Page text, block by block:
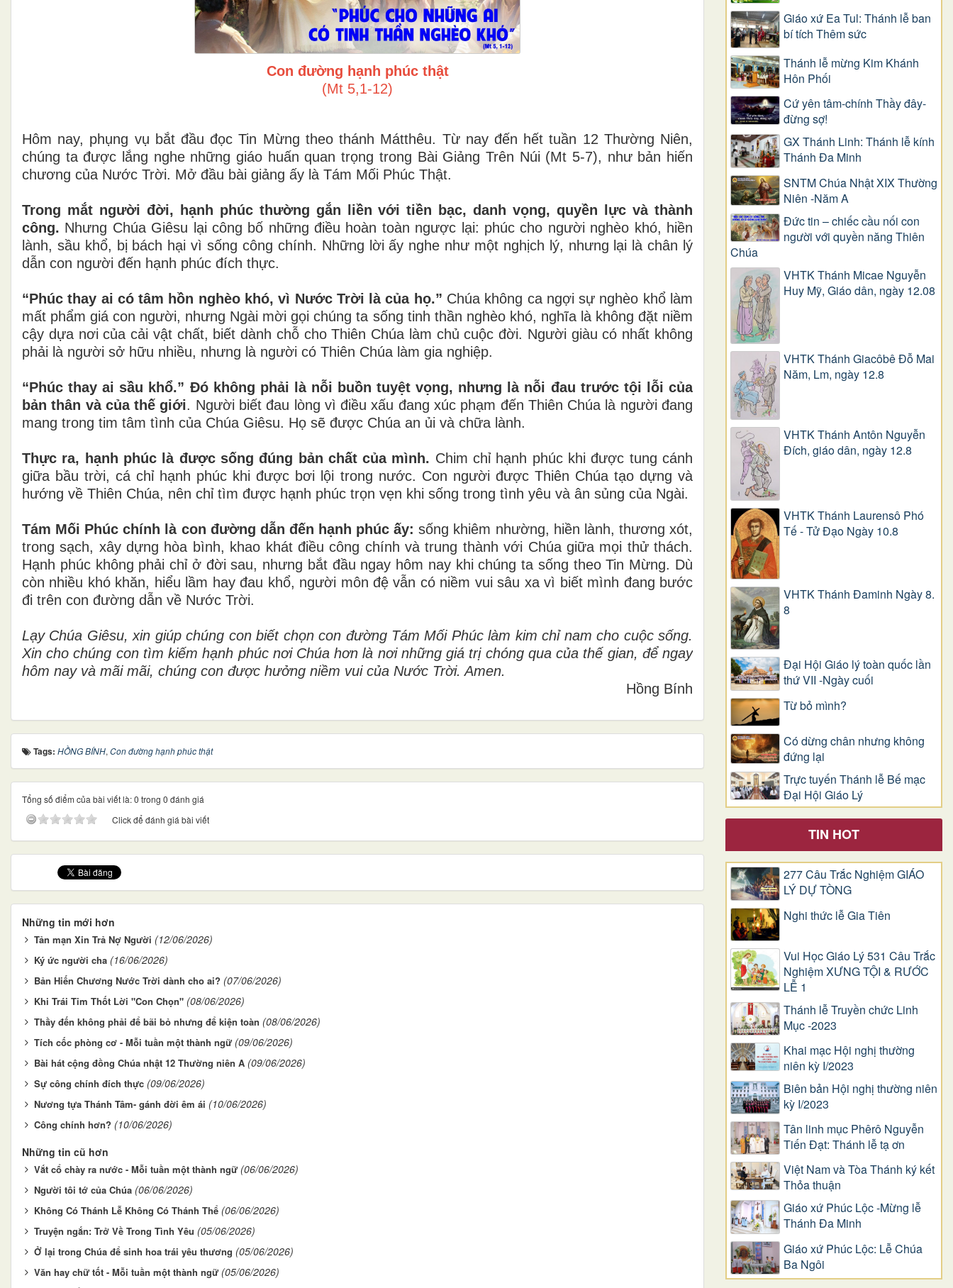
Con đường hạnh phúc thật
(Mt 5,1-12)
Hôm nay, phụng vụ bắt đầu đọc Tin Mừng theo thánh Mátthêu. Từ nay đến hết tuần 12 Thường Niên,
chúng ta được lắng nghe những giáo huấn quan trọng trong Bài Giảng Trên Núi (Mt 5-7), như bản hiến
chương của Nước Trời. Mở đầu bài giảng ấy là Tám Mối Phúc Thật.
Trong mắt người đời, hạnh phúc thường gắn liền với tiền bạc, danh vọng, quyền lực và thành
công. Nhưng Chúa Giêsu lại công bố những điều hoàn toàn ngược lại: phúc cho người nghèo khó, hiền
lành, sầu khổ, bị bách hại vì sống công chính. Những lời ấy nghe như một nghịch lý, nhưng lại là chân lý
dẫn con người đến hạnh phúc đích thực.
“Phúc thay ai có tâm hồn nghèo khó, vì Nước Trời là của họ.” Chúa không ca ngợi sự nghèo khổ làm
mất phẩm giá con người, nhưng Ngài mời gọi chúng ta sống tinh thần nghèo khó, nghĩa là không đặt niềm
cậy dựa nơi của cải vật chất, biết dành chỗ cho Thiên Chúa làm chủ cuộc đời. Người giàu có nhất không
phải là người sở hữu nhiều, nhưng là người có Thiên Chúa làm gia nghiệp.
“Phúc thay ai sầu khổ.” Đó không phải là nỗi buồn tuyệt vọng, nhưng là nỗi đau trước tội lỗi của
bản thân và của thế giới. Người biết đau lòng vì điều xấu đang xúc phạm đến Thiên Chúa là người đang
mang trong tim tâm tình của Chúa Giêsu. Họ sẽ được Chúa an ủi và chữa lành.
Thực ra, hạnh phúc là được sống đúng bản chất của mình. Chim chỉ hạnh phúc khi được tung cánh
giữa bầu trời, cá chỉ hạnh phúc khi được bơi lội trong nước. Con người được Thiên Chúa tạo dựng và
hướng về Thiên Chúa, nên chỉ tìm được hạnh phúc trọn vẹn khi sống trong tình yêu và ân sủng của Ngài.
Tám Mối Phúc chính là con đường dẫn đến hạnh phúc ấy: sống khiêm nhường, hiền lành, thương xót,
trong sạch, xây dựng hòa bình, khao khát điều công chính và trung thành với Chúa giữa mọi thử thách.
Hạnh phúc không phải chỉ ở đời sau, nhưng bắt đầu ngay hôm nay khi chúng ta sống theo Tin Mừng. Dù
còn nhiều khó khăn, hiểu lầm hay đau khổ, người môn đệ vẫn có niềm vui sâu xa vì biết mình đang bước
đi trên con đường dẫn về Nước Trời.
Lạy Chúa Giêsu, xin giúp chúng con biết chọn con đường Tám Mối Phúc làm kim chỉ nam cho cuộc sống.
Xin cho chúng con tìm kiếm hạnh phúc nơi Chúa hơn là nơi những giá trị chóng qua của thế gian, để ngay
hôm nay và mãi mãi, chúng con được hưởng niềm vui của Nước Trời. Amen.
Hồng Bính
Tags: HỒNG BÍNH, Con đường hạnh phúc thật
Tổng số điểm của bài viết là: 0 trong 0 đánh giá
Click để đánh giá bài viết
Những tin mới hơn
Tản mạn Xin Trả Nợ Người (12/06/2026)
Ký ức người cha (16/06/2026)
Bản Hiến Chương Nước Trời dành cho ai? (07/06/2026)
Khi Trái Tim Thốt Lời "Con Chọn" (08/06/2026)
Thầy đến không phải để bãi bỏ nhưng để kiện toàn (08/06/2026)
Tích cốc phòng cơ - Mỗi tuần một thành ngữ (09/06/2026)
Bài hát cộng đồng Chúa nhật 12 Thường niên A (09/06/2026)
Sự công chính đích thực (09/06/2026)
Nương tựa Thánh Tâm- gánh đời êm ái (10/06/2026)
Công chính hơn? (10/06/2026)
Những tin cũ hơn
Vắt cổ chày ra nước - Mỗi tuần một thành ngữ (06/06/2026)
Người tôi tớ của Chúa (06/06/2026)
Không Có Thánh Lễ Không Có Thánh Thể (06/06/2026)
Truyện ngắn: Trở Về Trong Tình Yêu (05/06/2026)
Ở lại trong Chúa để sinh hoa trái yêu thương (05/06/2026)
Văn hay chữ tốt - Mỗi tuần một thành ngữ (05/06/2026)
Giáo xứ Ea Tul: Thánh lễ ban
bí tích Thêm sức
Thánh lễ mừng Kim Khánh
Hôn Phối
Cứ yên tâm-chính Thầy đây-
đừng sợ!
GX Thánh Linh: Thánh lễ kính
Thánh Đa Minh
SNTM Chúa Nhật XIX Thường
Niên -Năm A
Đức tin – chiếc cầu nối con
người với quyền năng Thiên
Chúa
VHTK Thánh Micae Nguyễn
Huy Mỹ, Giáo dân, ngày 12.08
VHTK Thánh Giacôbê Ðỗ Mai
Năm, Lm, ngày 12.8
VHTK Thánh Antôn Nguyễn
Ðích, giáo dân, ngày 12.8
VHTK Thánh Laurensô Phó
Tế - Tử Đạo Ngày 10.8
VHTK Thánh Đaminh Ngày 8.
8
Đại Hội Giáo lý toàn quốc lần
thứ VII -Ngày cuối
Từ bỏ mình?
Có dừng chân nhưng không
đứng lại
Trực tuyến Thánh lễ Bế mạc
Đại Hội Giáo Lý
TIN HOT
277 Câu Trắc Nghiệm GIÁO
LÝ DỰ TÒNG
Nghi thức lễ Gia Tiên
Vui Học Giáo Lý 531 Câu Trắc
Nghiệm XƯNG TỘI & RƯỚC
LỄ 1
Thánh lễ Truyền chức Linh
Mục -2023
Khai mạc Hội nghị thường
niên kỳ I/2023
Biên bản Hội nghị thường niên
kỳ I/2023
Tân linh mục Phêrô Nguyễn
Tiến Đạt: Thánh lễ tạ ơn
Việt Nam và Tòa Thánh ký kết
Thỏa thuận
Giáo xứ Phúc Lộc -Mừng lễ
Thánh Đa Minh
Giáo xứ Phúc Lộc: Lễ Chúa
Ba Ngôi